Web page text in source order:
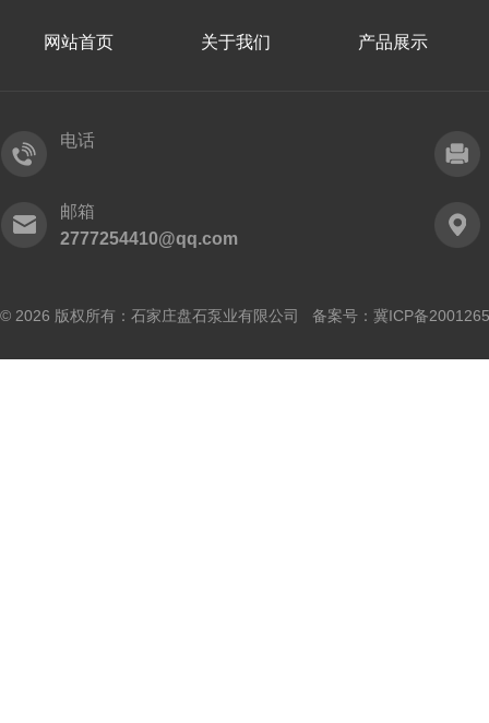
网站首页 关于我们 产品展示
电话
邮箱
2777254410@qq.com
© 2026 版权所有：石家庄盘石泵业有限公司 备案号： 冀ICP备